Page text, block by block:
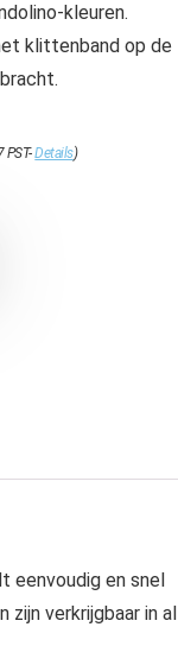
kleuren.
klittenband op de
PST-Details)
eenvoudig en snel
zijn verkrijgbaar in